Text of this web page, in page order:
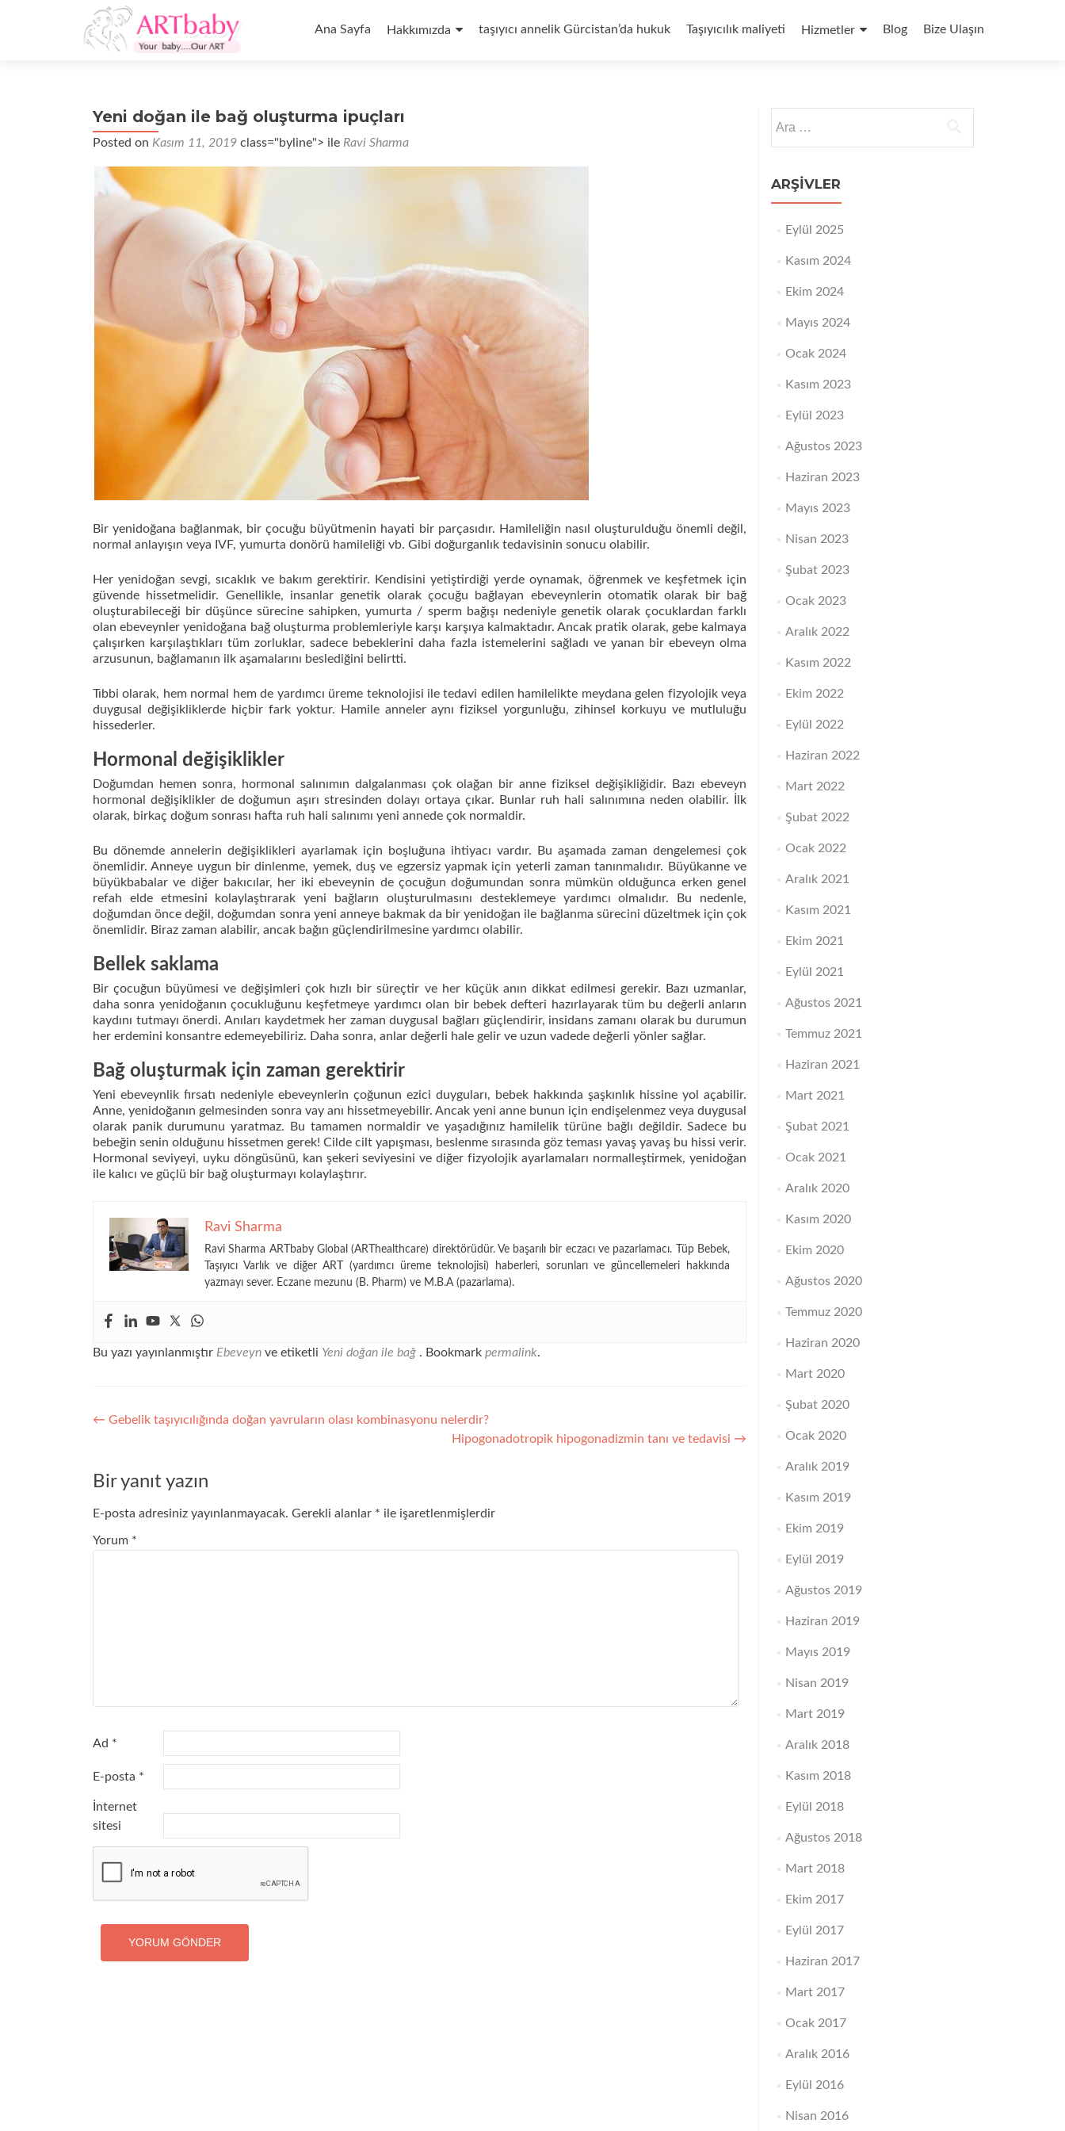
geç
Ana Sayfa Hakkımızda taşıyıcı annelik Gürcistan’da hukuk Taşıyıcılık maliyeti Hizmetler Blog Bize Ulaşın
Yeni doğan ile bağ oluşturma ipuçları
Posted on Kasım 11, 2019 class="byline"> ile Ravi Sharma
Bir yenidoğana bağlanmak, bir çocuğu büyütmenin hayati bir parçasıdır. Hamileliğin nasıl oluşturulduğu önemli değil,
normal anlayışın veya IVF, yumurta donörü hamileliği vb. Gibi doğurganlık tedavisinin sonucu olabilir.
Her yenidoğan sevgi, sıcaklık ve bakım gerektirir. Kendisini yetiştirdiği yerde oynamak, öğrenmek ve keşfetmek için
güvende hissetmelidir. Genellikle, insanlar genetik olarak çocuğu bağlayan ebeveynlerin otomatik olarak bir bağ
oluşturabileceği bir düşünce sürecine sahipken, yumurta / sperm bağışı nedeniyle genetik olarak çocuklardan farklı
olan ebeveynler yenidoğana bağ oluşturma problemleriyle karşı karşıya kalmaktadır. Ancak pratik olarak, gebe kalmaya
çalışırken karşılaştıkları tüm zorluklar, sadece bebeklerini daha fazla istemelerini sağladı ve yanan bir ebeveyn olma
arzusunun, bağlamanın ilk aşamalarını beslediğini belirtti.
Tıbbi olarak, hem normal hem de yardımcı üreme teknolojisi ile tedavi edilen hamilelikte meydana gelen fizyolojik veya
duygusal değişikliklerde hiçbir fark yoktur. Hamile anneler aynı fiziksel yorgunluğu, zihinsel korkuyu ve mutluluğu
hissederler.
Hormonal değişiklikler
Doğumdan hemen sonra, hormonal salınımın dalgalanması çok olağan bir anne fiziksel değişikliğidir. Bazı ebeveyn
hormonal değişiklikler de doğumun aşırı stresinden dolayı ortaya çıkar. Bunlar ruh hali salınımına neden olabilir. İlk
olarak, birkaç doğum sonrası hafta ruh hali salınımı yeni annede çok normaldir.
Bu dönemde annelerin değişiklikleri ayarlamak için boşluğuna ihtiyacı vardır. Bu aşamada zaman dengelemesi çok
önemlidir. Anneye uygun bir dinlenme, yemek, duş ve egzersiz yapmak için yeterli zaman tanınmalıdır. Büyükanne ve
büyükbabalar ve diğer bakıcılar, her iki ebeveynin de çocuğun doğumundan sonra mümkün olduğunca erken genel
refah elde etmesini kolaylaştırarak yeni bağların oluşturulmasını desteklemeye yardımcı olmalıdır. Bu nedenle,
doğumdan önce değil, doğumdan sonra yeni anneye bakmak da bir yenidoğan ile bağlanma sürecini düzeltmek için çok
önemlidir. Biraz zaman alabilir, ancak bağın güçlendirilmesine yardımcı olabilir.
Bellek saklama
Bir çocuğun büyümesi ve değişimleri çok hızlı bir süreçtir ve her küçük anın dikkat edilmesi gerekir. Bazı uzmanlar,
daha sonra yenidoğanın çocukluğunu keşfetmeye yardımcı olan bir bebek defteri hazırlayarak tüm bu değerli anların
kaydını tutmayı önerdi. Anıları kaydetmek her zaman duygusal bağları güçlendirir, insidans zamanı olarak bu durumun
her erdemini konsantre edemeyebiliriz. Daha sonra, anlar değerli hale gelir ve uzun vadede değerli yönler sağlar.
Bağ oluşturmak için zaman gerektirir
Yeni ebeveynlik fırsatı nedeniyle ebeveynlerin çoğunun ezici duyguları, bebek hakkında şaşkınlık hissine yol açabilir.
Anne, yenidoğanın gelmesinden sonra vay anı hissetmeyebilir. Ancak yeni anne bunun için endişelenmez veya duygusal
olarak panik durumunu yaratmaz. Bu tamamen normaldir ve yaşadığınız hamilelik türüne bağlı değildir. Sadece bu
bebeğin senin olduğunu hissetmen gerek! Cilde cilt yapışması, beslenme sırasında göz teması yavaş yavaş bu hissi verir.
Hormonal seviyeyi, uyku döngüsünü, kan şekeri seviyesini ve diğer fizyolojik ayarlamaları normalleştirmek, yenidoğan
ile kalıcı ve güçlü bir bağ oluşturmayı kolaylaştırır.
Ravi Sharma
Ravi Sharma ARTbaby Global (ARThealthcare) direktörüdür. Ve başarılı bir eczacı ve pazarlamacı. Tüp Bebek,
Taşıyıcı Varlık ve diğer ART (yardımcı üreme teknolojisi) haberleri, sorunları ve güncellemeleri hakkında
yazmayı sever. Eczane mezunu (B. Pharm) ve M.B.A (pazarlama).
Bu yazı yayınlanmıştır Ebeveyn ve etiketli Yeni doğan ile bağ . Bookmark permalink.
Yazı
← Gebelik taşıyıcılığında doğan yavruların olası kombinasyonu nelerdir?
Hipogonadotropik hipogonadizmin tanı ve tedavisi →
Bir yanıt yazın
E-posta adresiniz yayınlanmayacak. Gerekli alanlar * ile işaretlenmişlerdir
Yorum *
Ad *
E-posta *
İnternet
sitesi
ARŞIVLER
Eylül 2025
Kasım 2024
Ekim 2024
Mayıs 2024
Ocak 2024
Kasım 2023
Eylül 2023
Ağustos 2023
Haziran 2023
Mayıs 2023
Nisan 2023
Şubat 2023
Ocak 2023
Aralık 2022
Kasım 2022
Ekim 2022
Eylül 2022
Haziran 2022
Mart 2022
Şubat 2022
Ocak 2022
Aralık 2021
Kasım 2021
Ekim 2021
Eylül 2021
Ağustos 2021
Temmuz 2021
Haziran 2021
Mart 2021
Şubat 2021
Ocak 2021
Aralık 2020
Kasım 2020
Ekim 2020
Ağustos 2020
Temmuz 2020
Haziran 2020
Mart 2020
Şubat 2020
Ocak 2020
Aralık 2019
Kasım 2019
Ekim 2019
Eylül 2019
Ağustos 2019
Haziran 2019
Mayıs 2019
Nisan 2019
Mart 2019
Aralık 2018
Kasım 2018
Eylül 2018
Ağustos 2018
Mart 2018
Ekim 2017
Eylül 2017
Haziran 2017
Mart 2017
Ocak 2017
Aralık 2016
Eylül 2016
Nisan 2016